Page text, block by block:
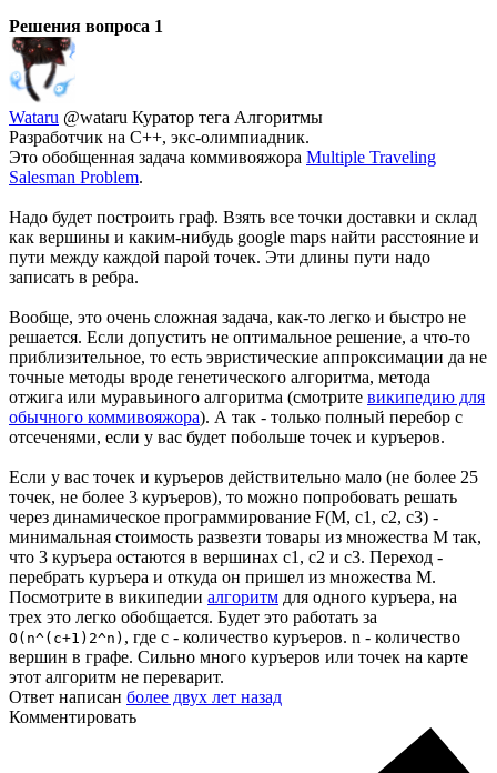
Решения вопроса 1
Wataru @wataru Куратор тега Алгоритмы
Разработчик на С++, экс-олимпиадник.
Это обобщенная задача коммивояжора Multiple Traveling
Salesman Problem.
Надо будет построить граф. Взять все точки доставки и склад
как вершины и каким-нибудь google maps найти расстояние и
пути между каждой парой точек. Эти длины пути надо
записать в ребра.
Вообще, это очень сложная задача, как-то легко и быстро не
решается. Если допустить не оптимальное решение, а что-то
приблизительное, то есть эвристические аппроксимации да не
точные методы вроде генетического алгоритма, метода
отжига или муравьиного алгоритма (смотрите википедию для
обычного коммивояжора). А так - только полный перебор с
отсеченями, если у вас будет побольше точек и куръеров.
Если у вас точек и куръеров действительно мало (не более 25
точек, не более 3 куръеров), то можно попробовать решать
через динамическое программирование F(M, c1, c2, c3) -
минимальная стоимость развезти товары из множества M так,
что 3 куръера остаются в вершинах c1, c2 и c3. Переход -
перебрать куръера и откуда он пришел из множества M.
Посмотрите в википедии алгоритм для одного куръера, на
трех это легко обобщается. Будет это работать за
O(n^(c+1)2^n) , где c - количество куръеров. n - количество
вершин в графе. Сильно много куръеров или точек на карте
этот алгоритм не переварит.
Ответ написан более двух лет назад
Комментировать